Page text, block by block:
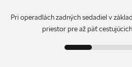
Pri operadlách zadných sedadiel v
priestor pre až päť